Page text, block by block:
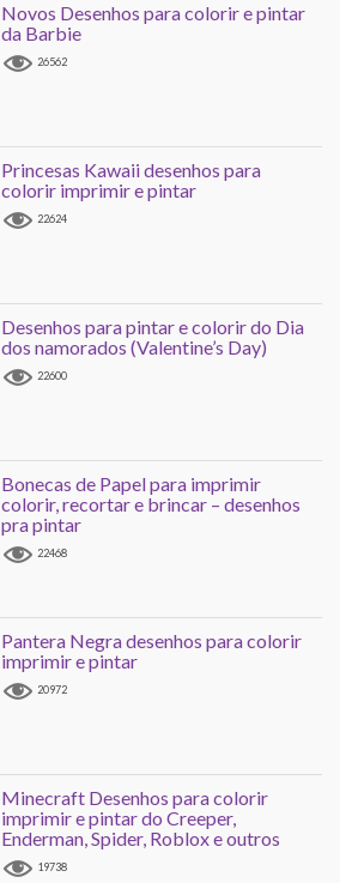
Novos Desenhos para colorir e pintar
da Barbie
26562
Princesas Kawaii desenhos para
colorir imprimir e pintar
22624
Desenhos para pintar e colorir do Dia
dos namorados (Valentine’s Day)
22600
Bonecas de Papel para imprimir
colorir, recortar e brincar – desenhos
pra pintar
22468
Pantera Negra desenhos para colorir
imprimir e pintar
20972
Minecraft Desenhos para colorir
imprimir e pintar do Creeper,
Enderman, Spider, Roblox e outros
19738